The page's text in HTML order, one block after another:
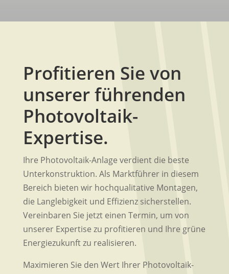
Profitieren Sie von
unserer führenden
Photovoltaik-
Expertise.
Ihre Photovoltaik-Anlage verdient die beste
Unterkonstruktion. Als Marktführer in diesem
Bereich bieten wir hochqualitative Montagen,
die Langlebigkeit und Effizienz sicherstellen.
Vereinbaren Sie jetzt einen Termin, um von
unserer Expertise zu profitieren und Ihre grüne
Energiezukunft zu realisieren.
Maximieren Sie den Wert Ihrer Photovoltaik-